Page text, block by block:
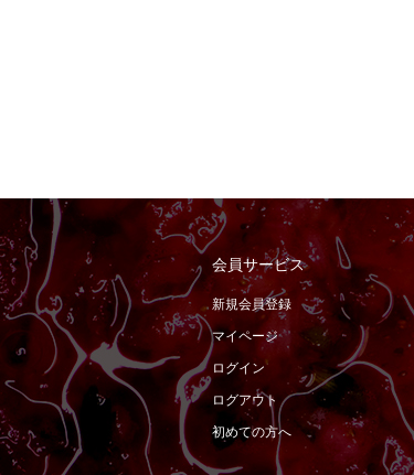
会員サービス
新規会員登録
マイページ
ログイン
ログアウト
初めての方へ